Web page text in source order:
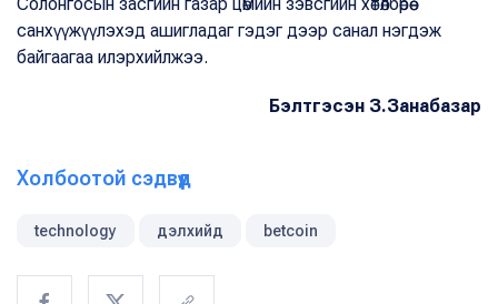
санхүүжүүлэхэд ашигладаг гэдэг дээр санал нэгдэж
байгаагаа илэрхийлжээ.
Бэлтгэсэн З.Занабазар
Холбоотой сэдвүүд
technology дэлхийд betcoin